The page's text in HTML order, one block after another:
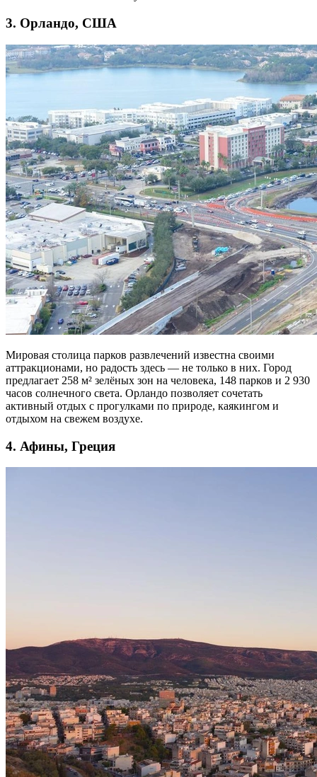
3. Орландо, США
Мировая столица парков развлечений известна своими
аттракционами, но радость здесь — не только в них. Город
предлагает 258 м² зелёных зон на человека, 148 парков и 2 930
часов солнечного света. Орландо позволяет сочетать
активный отдых с прогулками по природе, каякингом и
отдыхом на свежем воздухе.
4. Афины, Греция